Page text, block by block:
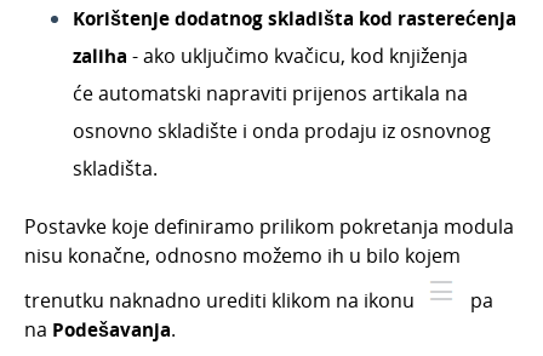
Korištenje dodatnog skladišta kod rasterećenja
zaliha - ako uključimo kvačicu, kod knjiženja
ćeautomatski napraviti prijenos artikala na
osnovno skladište i onda prodaju iz osnovnog
skladišta.
Postavke koje definiramo prilikom pokretanja modula
nisu konačne, odnosno možemo ih u bilo kojem
trenutku naknadno urediti klikom na ikonu
pa
na Podešavanja.